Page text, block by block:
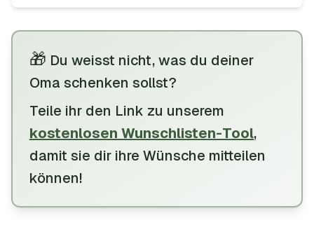
🎁 Du weisst nicht, was du deiner
Oma schenken sollst?
Teile ihr den Link zu unserem
kostenlosen Wunschlisten-Tool,
damit sie dir ihre Wünsche mitteilen
können!